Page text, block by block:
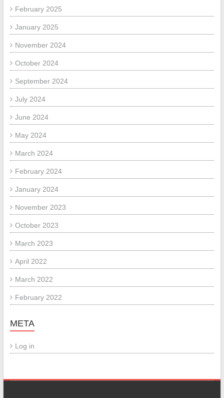
February 2025
January 2025
November 2024
October 2024
September 2024
July 2024
June 2024
May 2024
March 2024
February 2024
January 2024
November 2023
October 2023
March 2023
April 2022
March 2022
February 2022
META
Log in